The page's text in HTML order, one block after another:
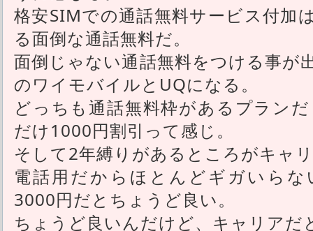
格安SIMでの通話無料サービス付加
る面倒な通話無料だ。
面倒じゃない通話無料をつける事が
のワイモバイルとUQになる。
どっちも通話無料枠があるプラン
だけ1000円割引って感じ。
そして2年縛りがあるところがキャ
電話用だからほとんどギガいら
3000円だとちょうど良い。
ちょうど良いんだけど、キャリアだ